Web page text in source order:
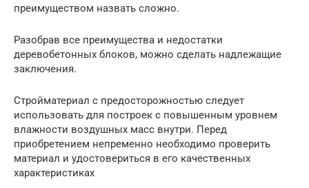
преимуществом назвать сложно.
Разобрав все преимущества и недостатки
деревобетонных блоков, можно сделать надлежащие
заключения.
Стройматериал с предосторожностью следует
использовать для построек с повышенным уровнем
влажности воздушных масс внутри. Перед
приобретением непременно необходимо проверить
материал и удостовериться в его качественных
характеристиках